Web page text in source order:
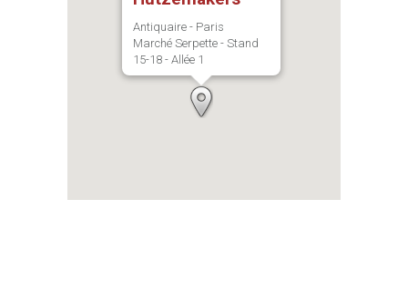
Antiquaire - Paris
Marché Serpette - Stand
15-18 - Allée 1